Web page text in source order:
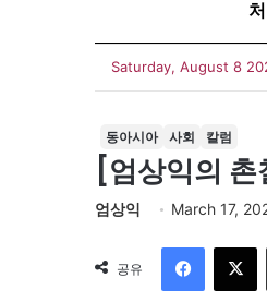
Saturday, August 8
동아시아 사회 칼럼
[엄상익의
엄상익 March 17,
공유